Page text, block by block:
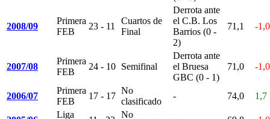
2008/09
Primera
FEB
23 - 11
Cuartos de
Final
Derrota ante
el C.B. Los
Barrios (0 -
2)
71,1 -1,0
2007/08
Primera
FEB
24 - 10 Semifinal
Derrota ante
el Bruesa
GBC (0 - 1)
71,0 -1,0
2006/07
Primera
FEB
17 - 17
No
clasificado
- 74,0 1,7
Liga
No